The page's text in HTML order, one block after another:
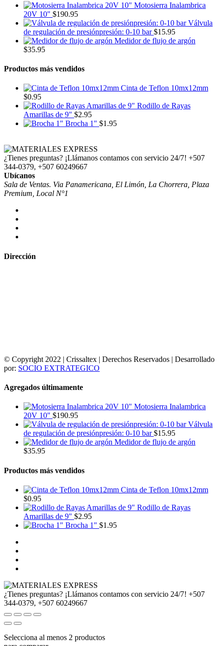
Motosierra Inalambrica
20V 10" $190.95
Válvula
de regulación de presiónpresión: 0-10 bar $15.95
Medidor de flujo de argón
$35.95
Productos más vendidos
Cinta de Teflon 10mx12mm
$0.95
Rodillo de Rayas
Amarillas de 9" $2.95
Brocha 1" $1.95
¿Tienes preguntas? ¡Llámanos contamos con servicio 24/7! +507
344-0379, +507 60249667
Ubícanos
Sala de Ventas. Via Panamericana, El Limón, La Chorrera, Plaza
Premium, Local N°1
Dirección
© Copyright 2022 | Crissaltex | Derechos Reservados | Desarrollado
por: SOCIO EXTRATEGICO
Agregados últimamente
Motosierra Inalambrica
20V 10" $190.95
Válvula
de regulación de presiónpresión: 0-10 bar $15.95
Medidor de flujo de argón
$35.95
Productos más vendidos
Cinta de Teflon 10mx12mm
$0.95
Rodillo de Rayas
Amarillas de 9" $2.95
Brocha 1" $1.95
¿Tienes preguntas? ¡Llámanos contamos con servicio 24/7! +507
344-0379, +507 60249667
Selecciona al menos 2 productos